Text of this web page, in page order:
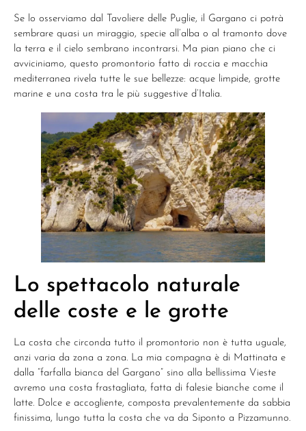
Se lo osserviamo dal Tavoliere delle Puglie, il Gargano ci potrà
sembrare quasi un miraggio, specie all’alba o al tramonto dove
la terra e il cielo sembrano incontrarsi. Ma pian piano che ci
avviciniamo, questo promontorio fatto di roccia e macchia
mediterranea rivela tutte le sue bellezze: acque limpide, grotte
marine e una costa tra le più suggestive d’Italia.
Lo spettacolo naturale
delle coste e le grotte
La costa che circonda tutto il promontorio non è tutta uguale,
anzi varia da zona a zona. La mia compagna è di Mattinata e
dalla “farfalla bianca del Gargano” sino alla bellissima Vieste
avremo una costa frastagliata, fatta di falesie bianche come il
latte. Dolce e accogliente, composta prevalentemente da sabbia
finissima, lungo tutta la costa che va da Siponto a Pizzamunno.